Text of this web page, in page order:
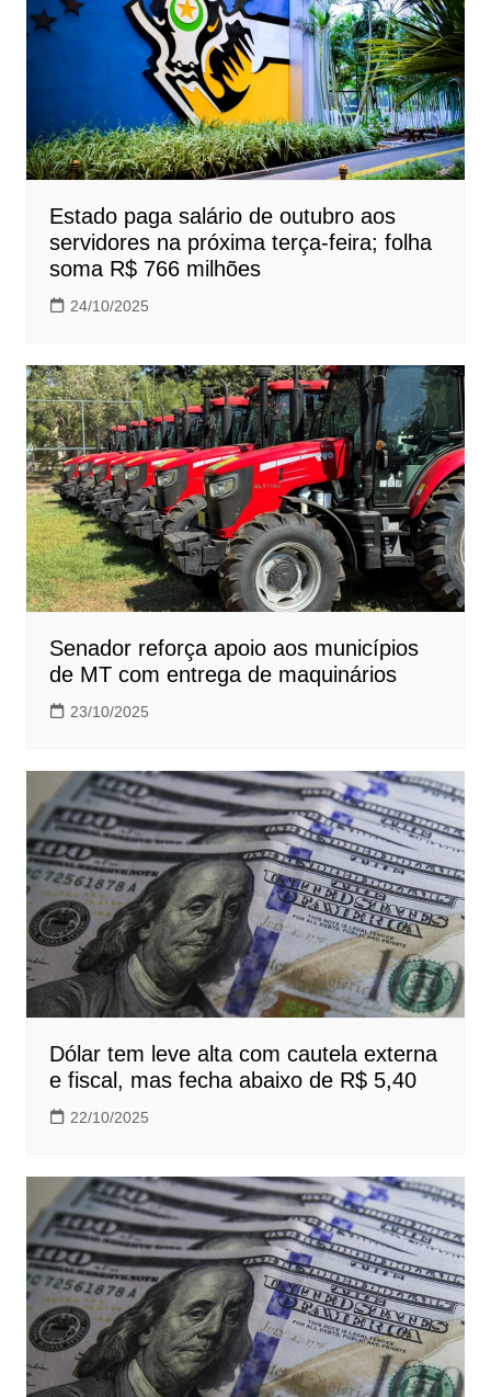
Estado paga salário de outubro aos
servidores na próxima terça-feira; folha
soma R$ 766 milhões
24/10/2025
Senador reforça apoio aos municípios
de MT com entrega de maquinários
23/10/2025
Dólar tem leve alta com cautela externa
e fiscal, mas fecha abaixo de R$ 5,40
22/10/2025